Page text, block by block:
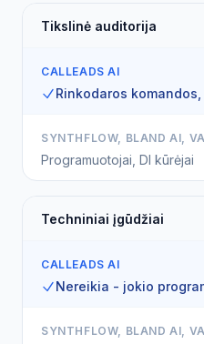
Tikslinė auditorija
CALLEADS AI
Rinkodaros
SYNTHFLOW, BLAND AI,
Programuotojai, DI kūrėjai
Techniniai įgūdžiai
CALLEADS AI
Nereikia - jokio
SYNTHFLOW, BLAND AI,